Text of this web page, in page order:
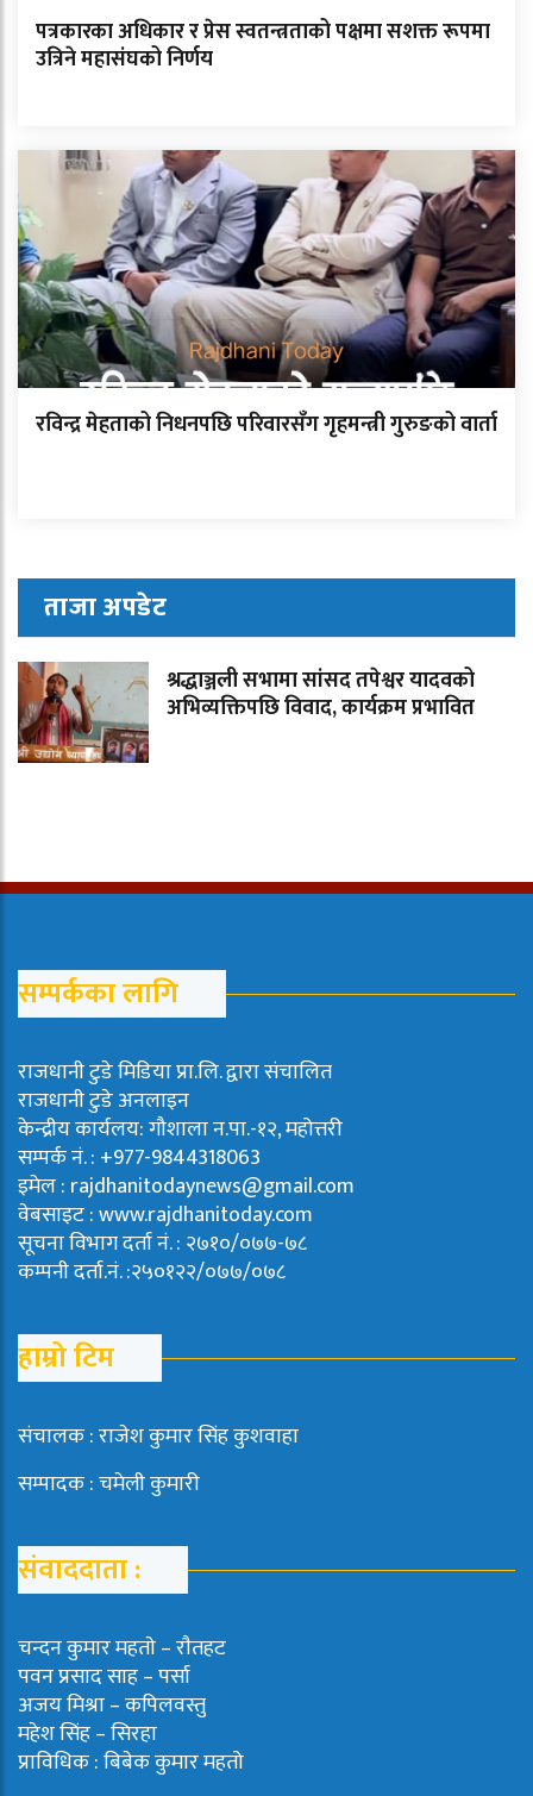
पत्रकारका अधिकार र प्रेस स्वतन्त्रताको पक्षमा सशक्त रूपमा
उत्रिने महासंघको निर्णय
रविन्द्र मेहताको निधनपछि परिवारसँग गृहमन्त्री गुरुङको वार्ता
ताजा अपडेट
श्रद्धाञ्जली सभामा सांसद तपेश्वर यादवको
अभिव्यक्तिपछि विवाद, कार्यक्रम प्रभावित
सम्पर्कका लागि
राजधानी टुडे मिडिया प्रा.लि. द्वारा संचालित
राजधानी टुडे अनलाइन
केन्द्रीय कार्यलय: गौशाला न.पा.-१२, महोत्तरी
सम्पर्क नं. : +977-9844318063
इमेल : rajdhanitodaynews@gmail.com
वेबसाइट : www.rajdhanitoday.com
सूचना विभाग दर्ता नं. : २७१०/०७७-७८
कम्पनी दर्ता.नं. :२५०१२२/०७७/०७८
हाम्रो टिम
संचालक : राजेश कुमार सिंह कुशवाहा
सम्पादक : चमेली कुमारी
संवाददाता :
चन्दन कुमार महताे – राैतहट
पवन प्रसाद साह – पर्सा
अजय मिश्रा – कपिलवस्तु
महेश सिंह – सिरहा
प्राविधिक : बिबेक कुमार महतो